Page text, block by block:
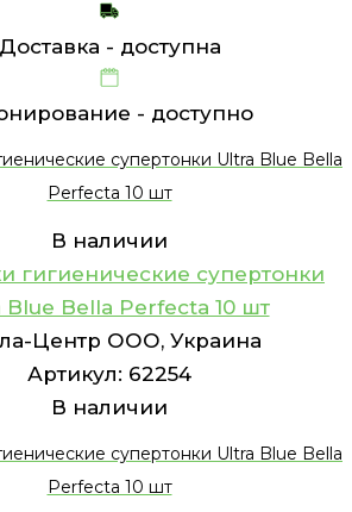
Доставка - доступна
- доступно
супертонки Ultra Blue Bella
Perfecta 10 шт
В наличии
гигиенические супертонки
Blue Bella Perfecta 10 шт
Центр ООО, Украина
Артикул: 62254
В наличии
супертонки Ultra Blue Bella
Perfecta 10 шт